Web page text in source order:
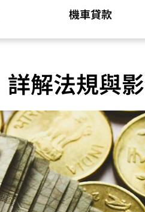
機車貸款
解法規與